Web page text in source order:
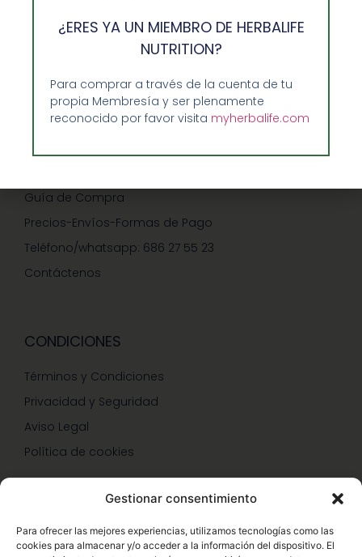
Gestionar consentimiento
Para ofrecer las mejores experiencias, utilizamos tecnologías como las
cookies para almacenar y/o acceder a la información del dispositivo. El
Opiniones de Clientes
Ventajas de Comprar en Enformaherbal.com
GUIA RAPIDA Y AYUDA
Guía de Compra
Precios-Envíos-Formas de Pago
Teléfono/whatsapp: 686 27 55 23
Contáctenos
CONDICIONES
Términos y Condiciones
Privacidad y Seguridad
Aviso Legal
Política de cookies
¿ERES YA UN MIEMBRO DE HERBALIFE
NUTRITION?
Para comprar a través de la cuenta de tu
propia Membresía y ser plenamente
reconocido por favor visita myherbalife.com